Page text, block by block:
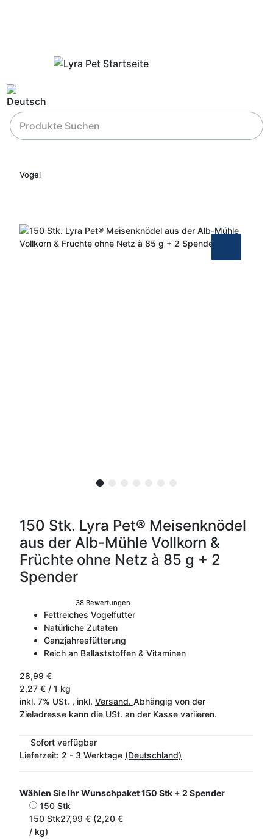
Vogel
150 Stk. Lyra Pet® Meisenknödel
aus der Alb-Mühle Vollkorn &
Früchte ohne Netz à 85 g + 2
Spender
38 Bewertungen
Fettreiches Vogelfutter
Natürliche Zutaten
Ganzjahresfütterung
Reich an Ballaststoffen & Vitaminen
28,99 €
2,27 € / 1 kg
inkl. 7% USt. , inkl. Versand. Abhängig von der
Zieladresse kann die USt. an der Kasse variieren.
Sofort verfügbar
Lieferzeit: 2 - 3 Werktage (Deutschland)
Wählen Sie Ihr Wunschpaket150 Stk + 2 Spender
150 Stk
150 Stk27,99 € (2,20 €
/ kg)